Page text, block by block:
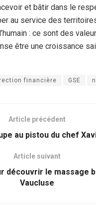
et bâtir dans le
au service des
: ce sont des
être une croissance
financière GSE
Article précédent
au pistou du chef
Article suivant
découvrir le massage
Vaucluse